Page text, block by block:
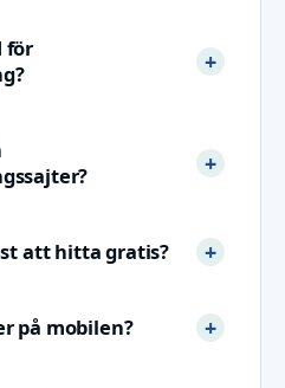
för
att hitta gratis?
på mobilen?